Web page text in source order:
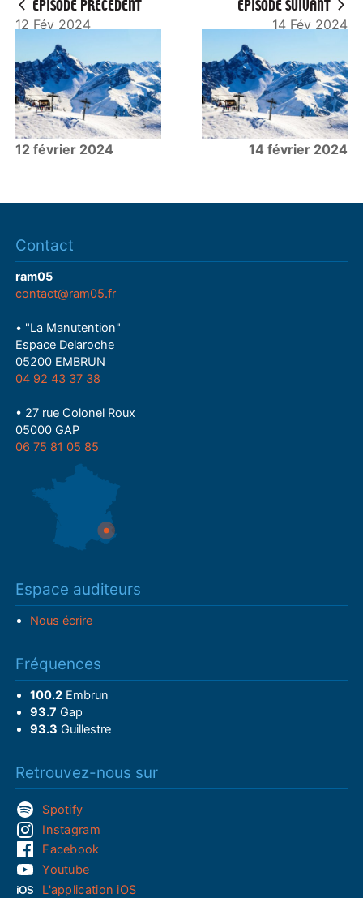
ÉPISODE PRÉCÉDENT
12 Fév 2024
12 février 2024
ÉPISODE SUIVANT
14 Fév 2024
14 février 2024
Contact
ram05
contact@ram05.fr
• "La Manutention"
Espace Delaroche
05200 EMBRUN
04 92 43 37 38
• 27 rue Colonel Roux
05000 GAP
06 75 81 05 85
Espace auditeurs
Nous écrire
Fréquences
100.2Embrun
93.7 Gap
93.3 Guillestre
Retrouvez-nous sur
Spotify
Instagram
Facebook
Youtube
L'application iOS